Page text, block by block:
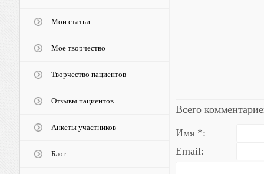
Мои статьи
Мое творчество
Творчество пациентов
Отзывы пациентов
Анкеты участников
Блог
Всего
Имя *:
Email: